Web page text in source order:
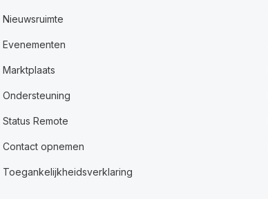
Nieuwsruimte
Evenementen
Marktplaats
Ondersteuning
Status Remote
Contact opnemen
Toegankelijkheidsverklaring